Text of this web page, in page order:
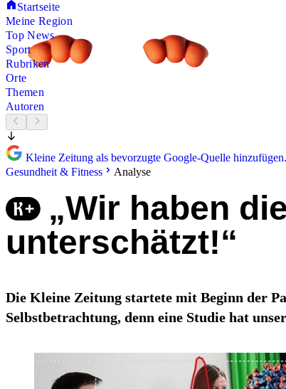
Startseite
Meine Region
Top News
Sport
Rubriken
Orte
Themen
Autoren
Kleine Zeitung als bevorzugte Google-Quelle hinzufügen.
Gesundheit & Fitness
Analyse
„Wir haben
unterschätzt!“
Die Kleine Zeitung startete mit Beginn der
Selbstbetrachtung, denn eine Studie hat